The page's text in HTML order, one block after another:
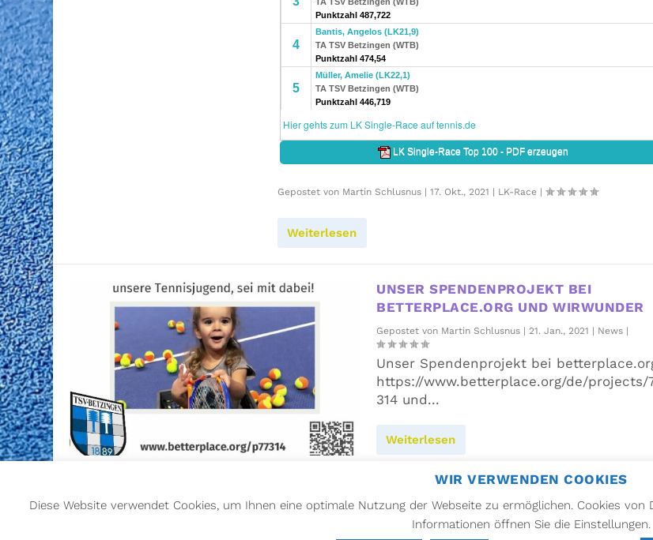
Gepostet von Martin Schlusnus |17. Okt., 2021 | LK-Race |
Weiterlesen
UNSER SPENDENPROJEKT BEI
BETTERPLACE.ORG UND WIRWUNDER
Gepostet von Martin Schlusnus | 21. Jan., 2021 | News |
Unser Spendenprojekt bei
https://www.betterplace.org/de/projects/
314 und...
Weiterlesen
WIR VERWENDEN COOKIES
Diese Website verwendet Cookies, um Ihnen eine optimale Nutzung der Webseite zu ermöglichen. Cookies
Informationen öffnen Sie die Einstellungen.